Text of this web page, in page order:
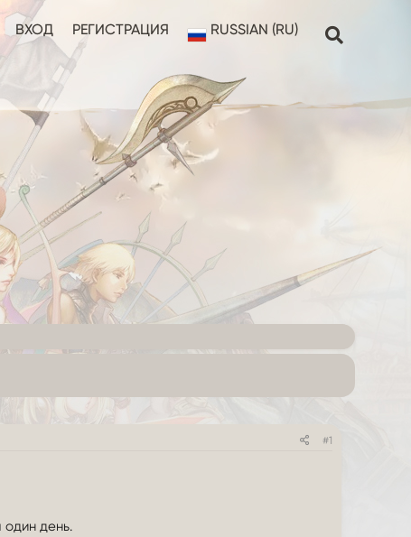
ВХОД РЕГИСТРАЦИЯ RUSSIAN (RU)
#1
день.